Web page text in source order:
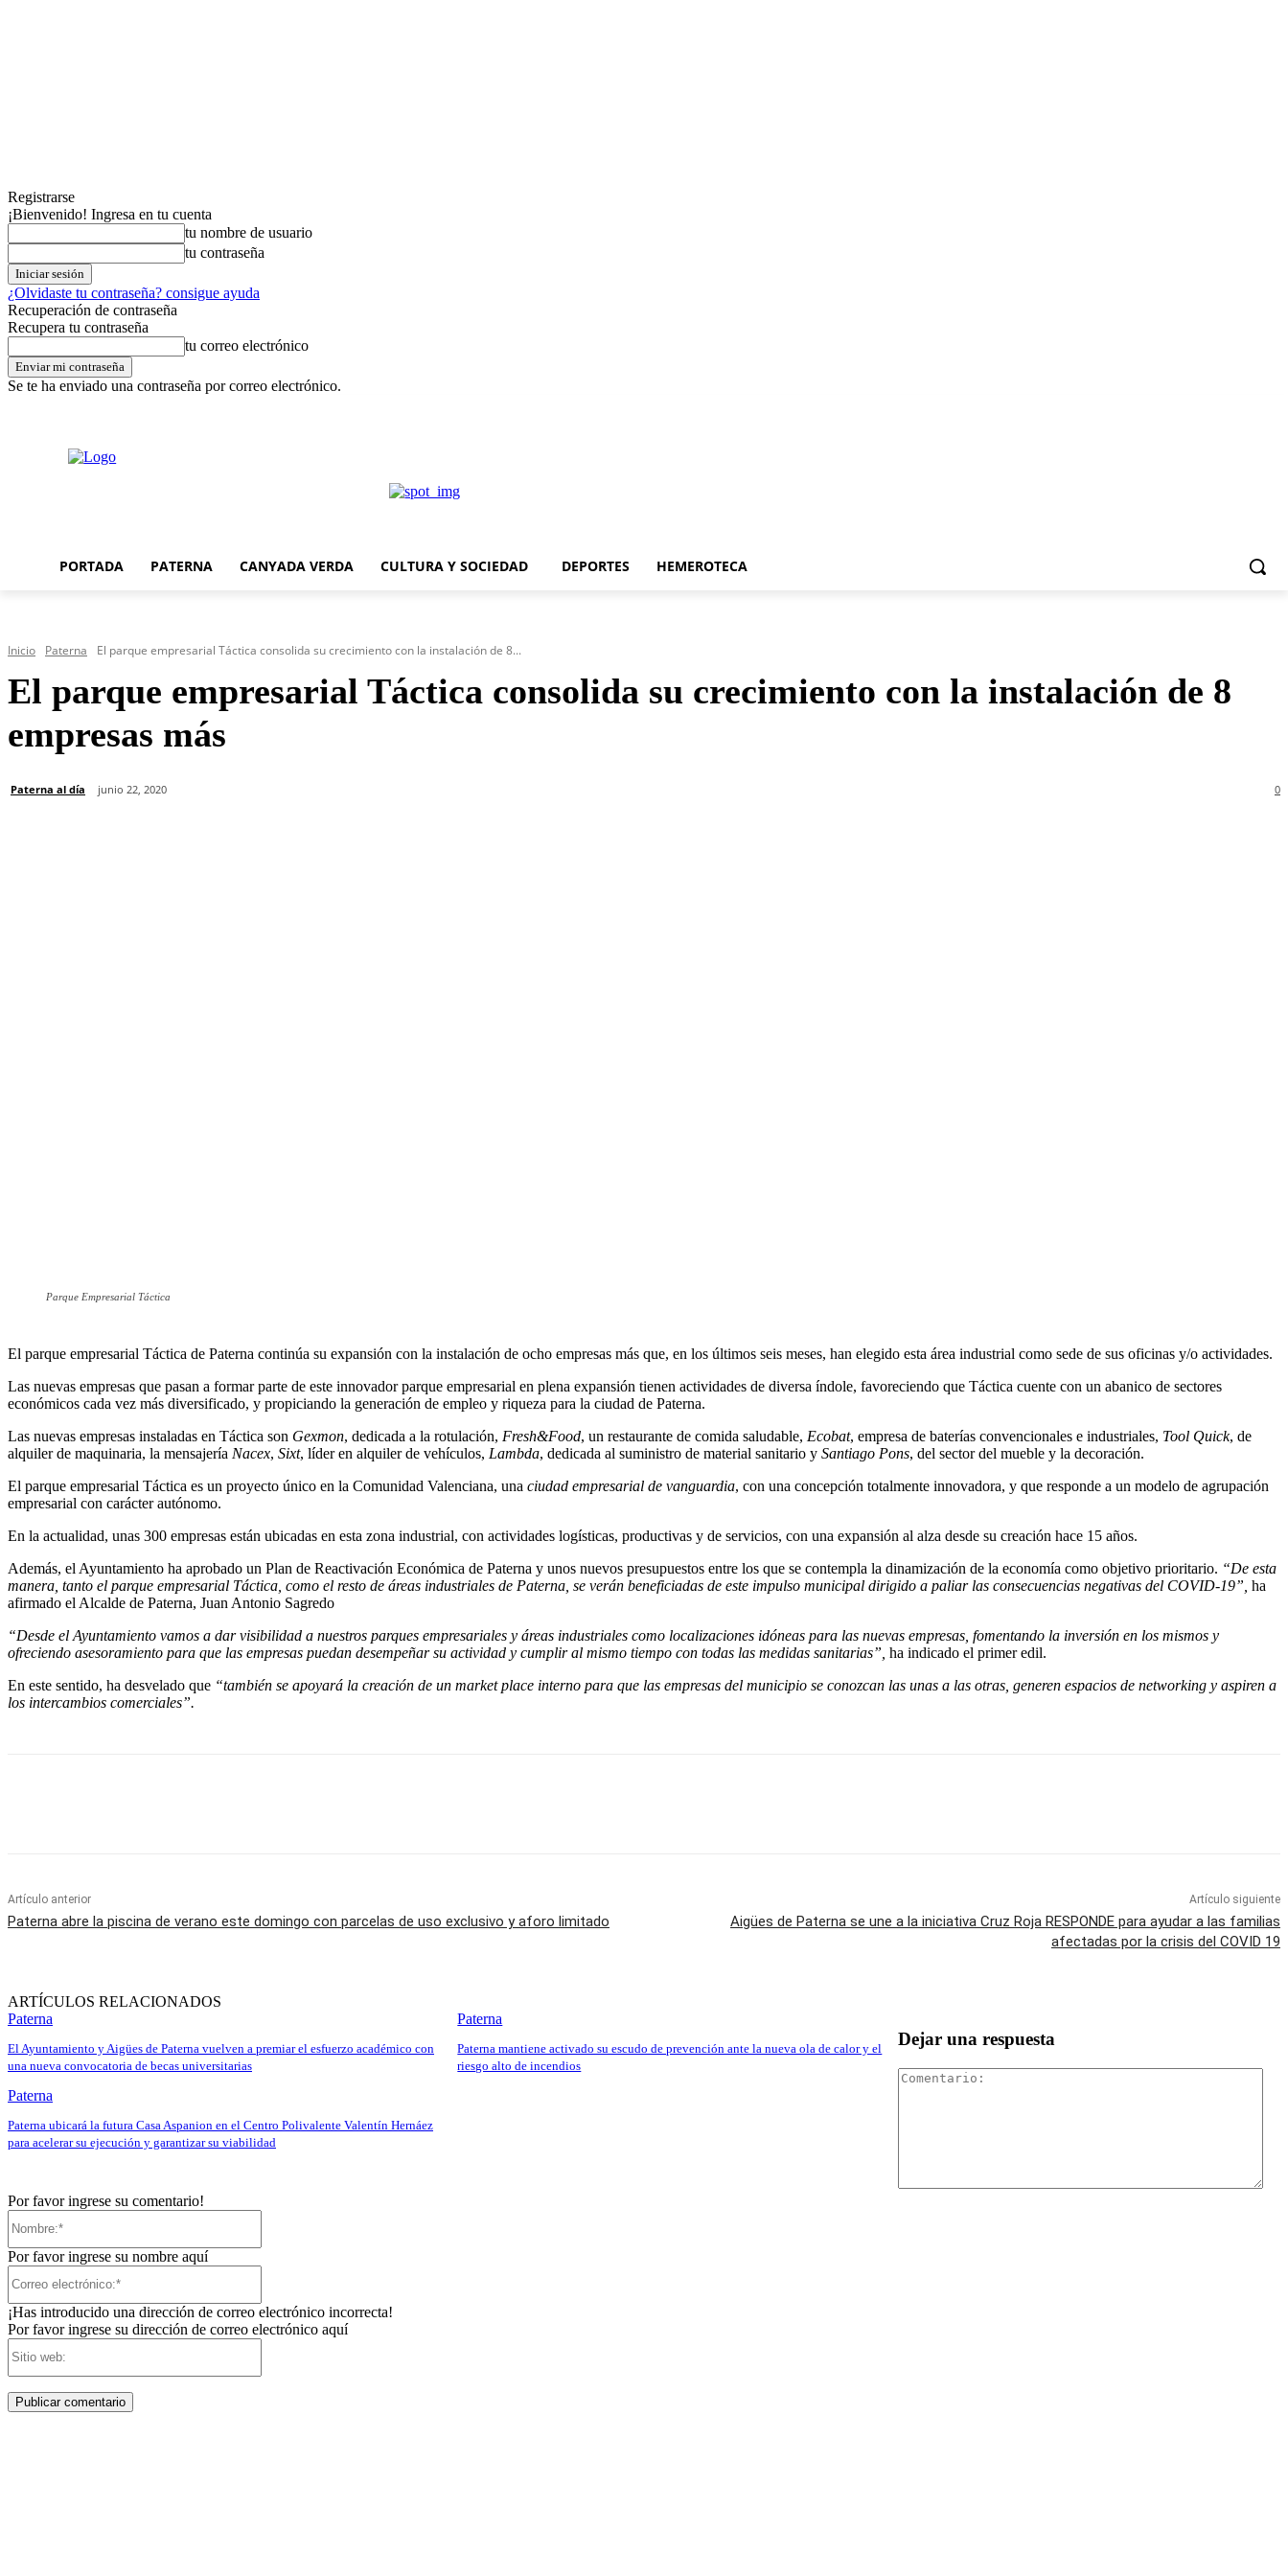
Registrarse
¡Bienvenido! Ingresa en tu cuenta
tu nombre de usuario
tu contraseña
¿Olvidaste tu contraseña? consigue ayuda
Recuperación de contraseña
Recupera tu contraseña
tu correo electrónico
Se te ha enviado una contraseña por correo electrónico.
PORTADA PATERNA CANYADA VERDA CULTURA Y SOCIEDAD DEPORTES HEMEROTECA
Inicio Paterna El parque empresarial Táctica consolida su crecimiento con la instalación de 8...
El parque empresarial Táctica consolida su crecimiento con la instalación de 8
empresas más
Paterna al día junio 22, 2020 0
Parque Empresarial Táctica
El parque empresarial Táctica de Paterna continúa su expansión con la instalación de ocho empresas más que, en los últimos seis meses, han elegido esta área industrial como sede de sus oficinas y/o actividades.
Las nuevas empresas que pasan a formar parte de este innovador parque empresarial en plena expansión tienen actividades de diversa índole, favoreciendo que Táctica cuente con un abanico de sectores
económicos cada vez más diversificado, y propiciando la generación de empleo y riqueza para la ciudad de Paterna.
Las nuevas empresas instaladas en Táctica son Gexmon, dedicada a la rotulación, Fresh&Food, un restaurante de comida saludable, Ecobat, empresa de baterías convencionales e industriales, Tool Quick, de
alquiler de maquinaria, la mensajería Nacex, Sixt, líder en alquiler de vehículos, Lambda, dedicada al suministro de material sanitario y Santiago Pons, del sector del mueble y la decoración.
El parque empresarial Táctica es un proyecto único en la Comunidad Valenciana, una ciudad empresarial de vanguardia, con una concepción totalmente innovadora, y que responde a un modelo de agrupación
empresarial con carácter autónomo.
En la actualidad, unas 300 empresas están ubicadas en esta zona industrial, con actividades logísticas, productivas y de servicios, con una expansión al alza desde su creación hace 15 años.
Además, el Ayuntamiento ha aprobado un Plan de Reactivación Económica de Paterna y unos nuevos presupuestos entre los que se contempla la dinamización de la economía como objetivo prioritario. “De esta
manera, tanto el parque empresarial Táctica, como el resto de áreas industriales de Paterna, se verán beneficiadas de este impulso municipal dirigido a paliar las consecuencias negativas del COVID-19”, ha
afirmado el Alcalde de Paterna, Juan Antonio Sagredo
“Desde el Ayuntamiento vamos a dar visibilidad a nuestros parques empresariales y áreas industriales como localizaciones idóneas para las nuevas empresas, fomentando la inversión en los mismos y
ofreciendo asesoramiento para que las empresas puedan desempeñar su actividad y cumplir al mismo tiempo con todas las medidas sanitarias”, ha indicado el primer edil.
En este sentido, ha desvelado que “también se apoyará la creación de un market place interno para que las empresas del municipio se conozcan las unas a las otras, generen espacios de networking y aspiren a
los intercambios comerciales”.
Artículo anterior
Paterna abre la piscina de verano este domingo con parcelas de uso exclusivo y aforo limitado
Artículo siguiente
Aigües de Paterna se une a la iniciativa Cruz Roja RESPONDE para ayudar a las familias
afectadas por la crisis del COVID 19
ARTÍCULOS RELACIONADOS
Paterna
El Ayuntamiento y Aigües de Paterna vuelven a premiar el esfuerzo académico con
una nueva convocatoria de becas universitarias
Paterna
Paterna mantiene activado su escudo de prevención ante la nueva ola de calor y el
riesgo alto de incendios
Paterna
Paterna ubicará la futura Casa Aspanion en el Centro Polivalente Valentín Hernáez
para acelerar su ejecución y garantizar su viabilidad
Dejar una respuesta
Por favor ingrese su comentario!
Por favor ingrese su nombre aquí
¡Has introducido una dirección de correo electrónico incorrecta!
Por favor ingrese su dirección de correo electrónico aquí